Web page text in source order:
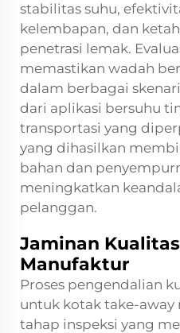
stabilitas suhu,
kelembapan, dan
penetrasi lemak.
memastikan wadah
dalam berbagai
dari aplikasi bersuhu
transportasi yang
yang dihasilkan
bahan dan
meningkatkan
pelanggan.
Jaminan
Manufaktur
Proses pengendalian
untuk kotak take-
tahap inspeksi yang